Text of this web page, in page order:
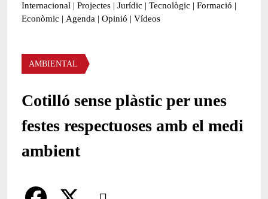
Internacional | Projectes | Jurídic | Tecnològic | Formació |
Econòmic | Agenda | Opinió | Vídeos
Àmbit de la notícia
AMBIENTAL
Cotilló sense plàstic per unes
festes respectuoses amb el medi
ambient
Comparteix